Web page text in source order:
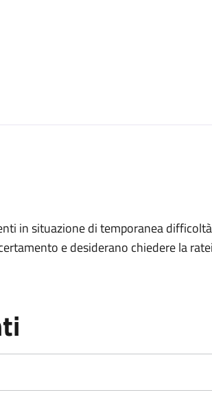
in situazione di temporanea
e desiderano chiedere la